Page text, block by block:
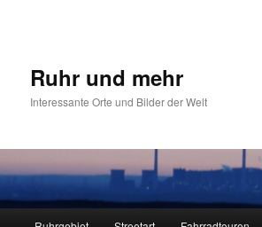
Ruhr und mehr
Interessante Orte und Bilder der Welt